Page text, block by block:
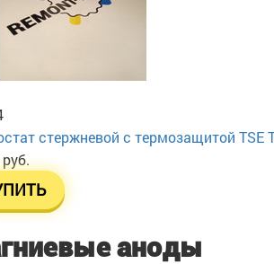
стержневой с термозащитой TSE
аноды